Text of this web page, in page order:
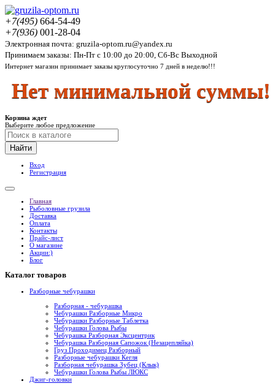
+7(495) 664-54-49
+7(936) 001-28-04
Электронная почта: gruzila-optom.ru@yandex.ru
Принимаем заказы: Пн-Пт с 10:00 до 20:00, Сб-Вс Выходной
Интернет магазин принимает заказы круглосуточно 7 дней в неделю!!!
минимальной суммы!
Корзина ждет
Выберите любое предложение
Найти
Вход
Регистрация
Главная
Рыболовные грузила
Доставка
Оплата
Контакты
Прайс-лист
О магазине
Акции:)
Блог
Каталог товаров
Разборные чебурашки
Разборная - чебурашка
Чебурашки Разборные Микро
Чебурашки Разборные Таблетка
Чебурашки Голова Рыбы
Чебурашка Разборная Эксцентрик
Чебурашка Разборная Сапожок (Незацепляйка)
Груз Проходимец Разборный
Разборные чебурашки Кегля
Разборная чебурашка Зубец (Клык)
Чебурашки Голова Рыбы ЛЮКС
Джиг-головки